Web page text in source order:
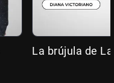
La brújula de